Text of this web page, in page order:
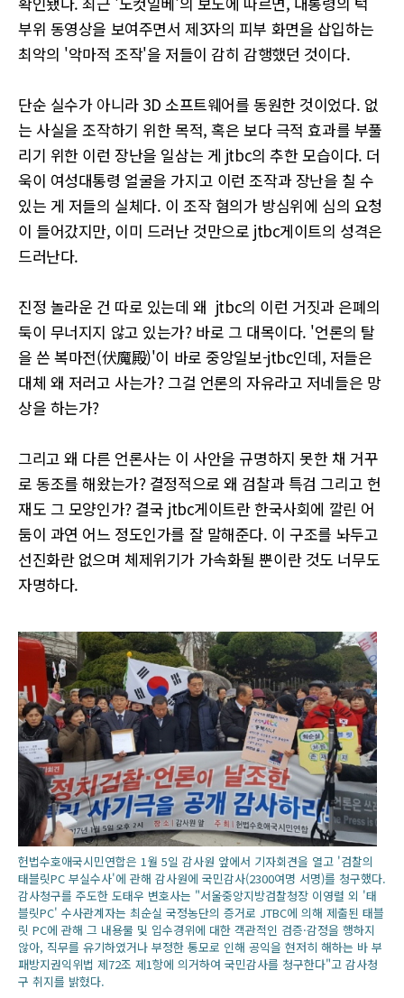
부위 동영상을 보여주면서 제3자의 피부 화면을 삽입하는
최악의 '악마적 조작'을 저들이 감히 감행했던 것이다.
단순 실수가 아니라 3D 소프트웨어를 동원한 것이었다. 없
는 사실을 조작하기 위한 목적, 혹은 보다 극적 효과를 부풀
리기 위한 이런 장난을 일삼는 게 jtbc의 추한 모습이다. 더
욱이 여성대통령 얼굴을 가지고 이런 조작과 장난을 칠 수
있는 게 저들의 실체다. 이 조작 혐의가 방심위에 심의 요청
이 들어갔지만, 이미 드러난 것만으로 jtbc게이트의 성격은
드러난다.
진정 놀라운 건 따로 있는데 왜 jtbc의 이런 거짓과 은폐의
둑이 무너지지 않고 있는가? 바로 그 대목이다. '언론의 탈
을 쓴 복마전(伏魔殿)'이 바로 중앙일보-jtbc인데, 저들은
대체 왜 저러고 사는가? 그걸 언론의 자유라고 저네들은 망
상을 하는가?
그리고 왜 다른 언론사는 이 사안을 규명하지 못한 채 거꾸
로 동조를 해왔는가? 결정적으로 왜 검찰과 특검 그리고 헌
재도 그 모양인가? 결국 jtbc게이트란 한국사회에 깔린 어
둠이 과연 어느 정도인가를 잘 말해준다. 이 구조를 놔두고
선진화란 없으며 체제위기가 가속화될 뿐이란 것도 너무도
자명하다.
헌법수호애국시민연합은 1월 5일 감사원 앞에서 기자회견을 열고 '검찰의
태블릿PC 부실수사'에 관해 감사원에 국민감사(2300여명 서명)를 청구했다.
감사청구를 주도한 도태우 변호사는 "서울중앙지방검찰청장 이영렬 외 '태
블릿PC' 수사관계자는 최순실 국정농단의 증거로 JTBC에 의해 제출된 태블
릿 PC에 관해 그 내용물 및 입수경위에 대한 객관적인 검증·감정을 행하지
않아, 직무를 유기하였거나 부정한 통모로 인해 공익을 현저히 해하는 바 부
패방지권익위법 제72조 제1항에 의거하여 국민감사를 청구한다"고 감사청
구 취지를 밝혔다.